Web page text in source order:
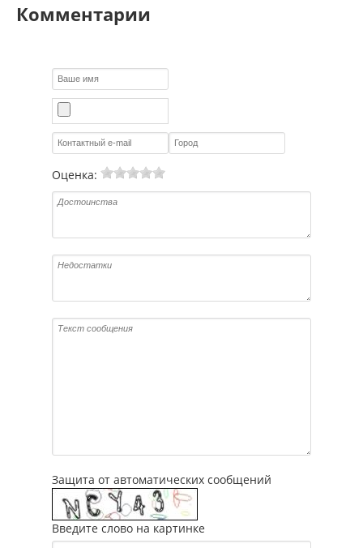
Комментарии
Оценка:
Защита от автоматических сообщений
Введите слово на картинке